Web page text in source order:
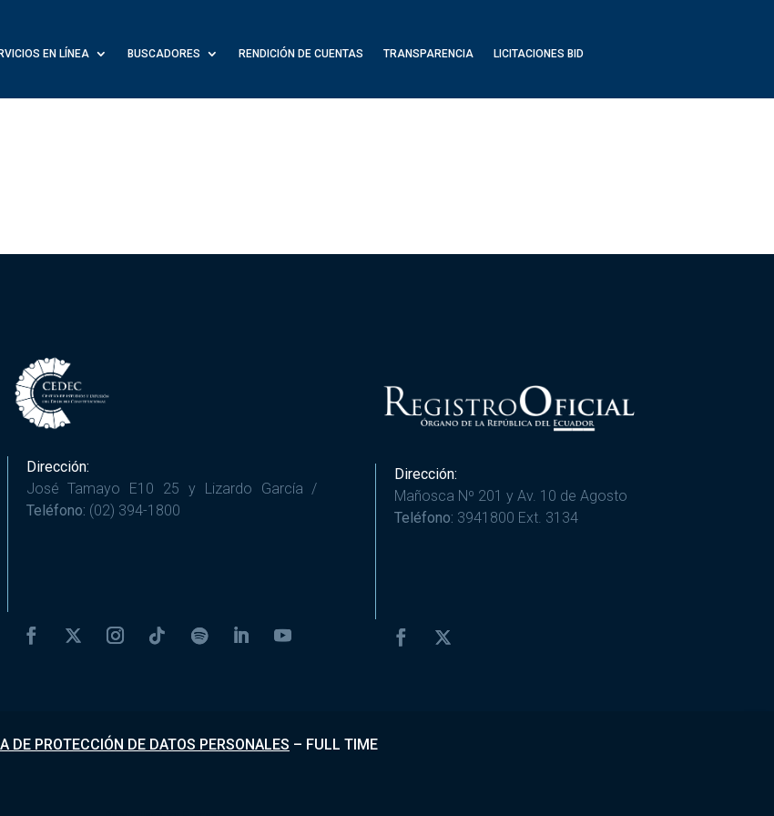
EN LÍNEA BUSCADORES RENDICIÓN DE CUENTAS TRANSPARENCIA LICITACIONES BID
Dirección:
José Tamayo E10 25 y Lizardo García /
Teléfono: (02) 394-1800
Dirección:
Mañosca Nº 201 y Av. 10 de Agosto
Teléfono: 3941800 Ext. 3134
DE PROTECCIÓN DE DATOS PERSONALES – FULL TIME